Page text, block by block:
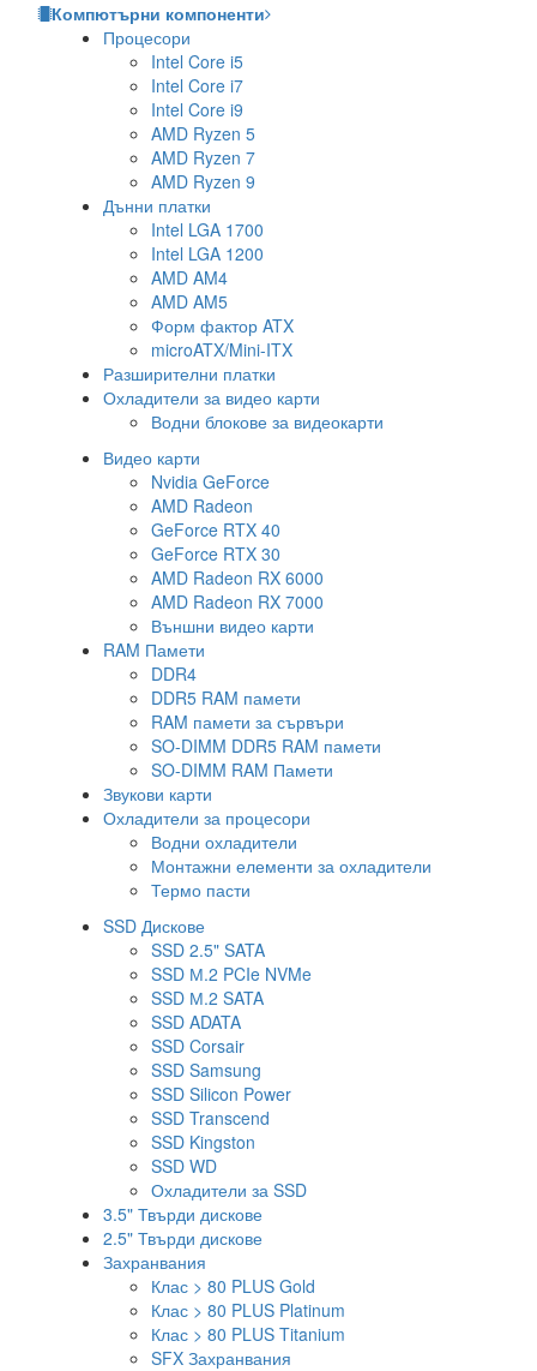
Компютърни компоненти
Процесори
Intel Core i5
Intel Core i7
Intel Core i9
AMD Ryzen 5
AMD Ryzen 7
AMD Ryzen 9
Дънни платки
Intel LGA 1700
Intel LGA 1200
AMD AM4
AMD AM5
Форм фактор ATX
microATX/Mini-ITX
Разширителни платки
Охладители за видео карти
Водни блокове за видеокарти
Видео карти
Nvidia GeForce
AMD Radeon
GeForce RTX 40
GeForce RTX 30
AMD Radeon RX 6000
AMD Radeon RX 7000
Външни видео карти
RAM Памети
DDR4
DDR5 RAM памети
RAM памети за сървъри
SO-DIMM DDR5 RAM памети
SO-DIMM RAM Памети
Звукови карти
Охладители за процесори
Водни охладители
Монтажни елементи за охладители
Термо пасти
SSD Дискове
SSD 2.5" SATA
SSD М.2 PCIe NVMe
SSD М.2 SATA
SSD ADATA
SSD Corsair
SSD Samsung
SSD Silicon Power
SSD Transcend
SSD Kingston
SSD WD
Охладители за SSD
3.5" Твърди дискове
2.5" Твърди дискове
Захранвания
Клас > 80 PLUS Gold
Клас > 80 PLUS Platinum
Клас > 80 PLUS Titanium
SFX Захранвания